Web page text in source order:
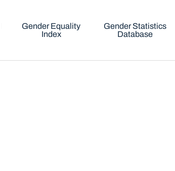
Gender Equality
Index
Gender Statistics
Database